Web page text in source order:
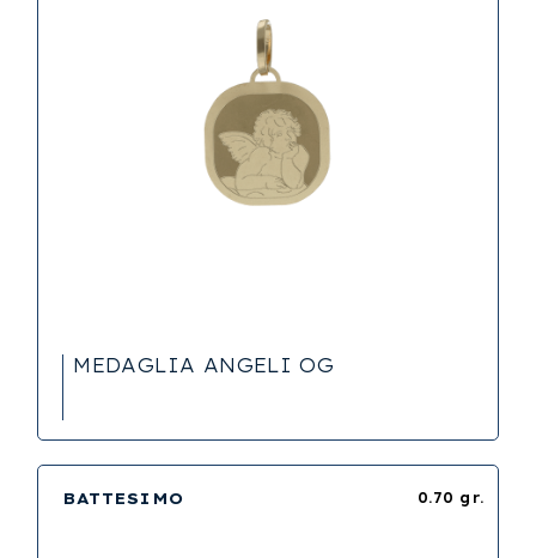
MEDAGLIA ANGELI OG
0.70 gr.
BATTESIMO